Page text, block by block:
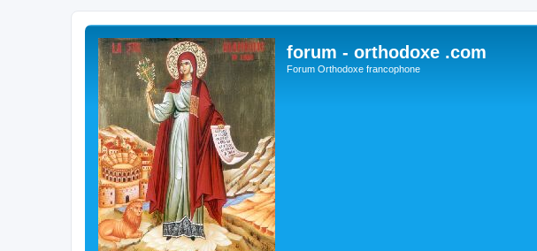
forum - orthodoxe .com
Forum Orthodoxe francophone